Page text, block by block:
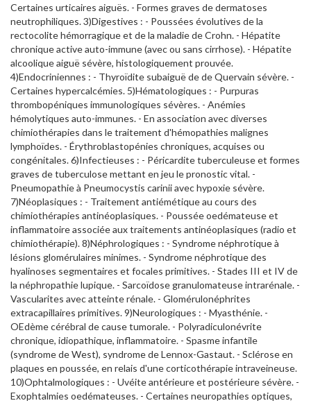
Certaines urticaires aiguës. - Formes graves de dermatoses
neutrophiliques. 3)Digestives : - Poussées évolutives de la
rectocolite hémorragique et de la maladie de Crohn. - Hépatite
chronique active auto-immune (avec ou sans cirrhose). - Hépatite
alcoolique aiguë sévère, histologiquement prouvée.
4)Endocriniennes : - Thyroïdite subaiguë de de Quervain sévère. -
Certaines hypercalcémies. 5)Hématologiques : - Purpuras
thrombopéniques immunologiques sévères. - Anémies
hémolytiques auto-immunes. - En association avec diverses
chimiothérapies dans le traitement d'hémopathies malignes
lymphoïdes. - Érythroblastopénies chroniques, acquises ou
congénitales. 6)Infectieuses : - Péricardite tuberculeuse et formes
graves de tuberculose mettant en jeu le pronostic vital. -
Pneumopathie à Pneumocystis carinii avec hypoxie sévère.
7)Néoplasiques : - Traitement antiémétique au cours des
chimiothérapies antinéoplasiques. - Poussée oedémateuse et
inflammatoire associée aux traitements antinéoplasiques (radio et
chimiothérapie). 8)Néphrologiques : - Syndrome néphrotique à
lésions glomérulaires minimes. - Syndrome néphrotique des
hyalinoses segmentaires et focales primitives. - Stades III et IV de
la néphropathie lupique. - Sarcoïdose granulomateuse intrarénale. -
Vascularites avec atteinte rénale. - Glomérulonéphrites
extracapillaires primitives. 9)Neurologiques : - Myasthénie. -
OEdème cérébral de cause tumorale. - Polyradiculonévrite
chronique, idiopathique, inflammatoire. - Spasme infantile
(syndrome de West), syndrome de Lennox-Gastaut. - Sclérose en
plaques en poussée, en relais d'une corticothérapie intraveineuse.
10)Ophtalmologiques : - Uvéite antérieure et postérieure sévère. -
Exophtalmies oedémateuses. - Certaines neuropathies optiques,